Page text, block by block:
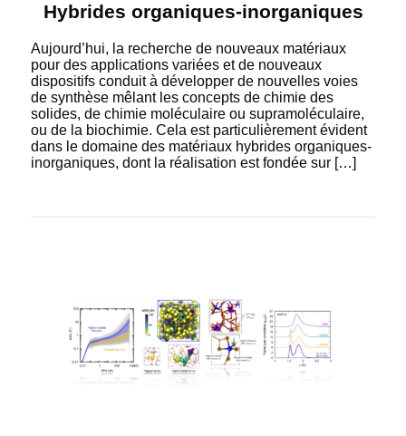
Hybrides organiques-inorganiques
Aujourd’hui, la recherche de nouveaux matériaux
pour des applications variées et de nouveaux
dispositifs conduit à développer de nouvelles voies
de synthèse mêlant les concepts de chimie des
solides, de chimie moléculaire ou supramoléculaire,
ou de la biochimie. Cela est particulièrement évident
dans le domaine des matériaux hybrides organiques-
inorganiques, dont la réalisation est fondée sur […]